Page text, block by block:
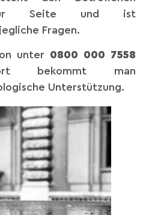
zur Seite und ist
Fragen.
unter 0800 000 7558
bekommt man
Unterstützung.